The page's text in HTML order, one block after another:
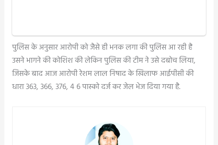
पुलिस के अनुसार आरोपी को जैसे ही भनक लगा की पुलिस आ रही है
उसने भागने की कोशिश की लेकिन पुलिस की टीम ने उसे दबोच लिया,
जिसके बाद आज आरोपी रेशम लाल निषाद के खिलाफ आईपीसी की
धारा 363, 366, 376, 4 6 पास्को दर्ज कर जेल भेज दिया गया है.